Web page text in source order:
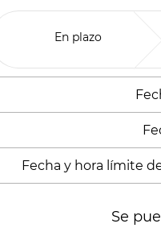
En plazo
Fecha y hora límite
Se